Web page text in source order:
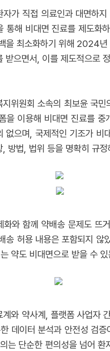
자가 직접 의료인과 대면하
통해 비대면 진료를 제도화
을 최소화하기 위해 2024
받으면서, 이를 제도적으로
지위원회 소속의 최보윤 국
을 이용해 비대면 진료를
없으며, 국제적인 기조가
방법, 법위 등을 명확히 규
화와 함께 약배송 문제도 뜨
송 허용 내용은 포함되지 않
약도 비대면으로 받을 수
계와 약사계, 플랫폼 사업자
데이터 분석과 안전성 검
는 단순한 편의성을 넘어